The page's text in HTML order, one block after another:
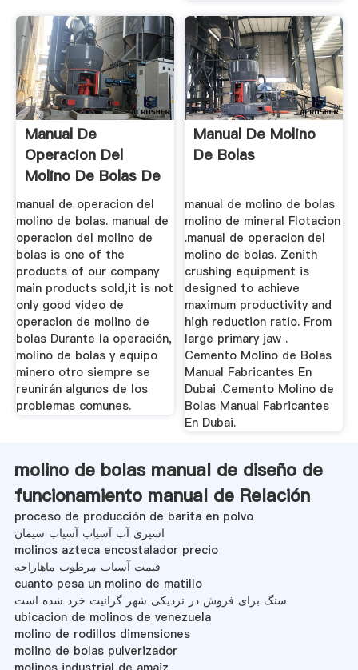
Manual De
Operacion Del
Molino De Bolas De
Cemento
manual de operacion del
molino de bolas. manual de
operacion del molino de
bolas is one of the
products of our company
main products sold,it is not
only good video de
operacion de molino de
bolas Durante la operación,
molino de bolas y equipo
minero otro siempre se
reunirán algunos de los
problemas comunes.
Manual De Molino
De Bolas
manual de molino de bolas
molino de mineral Flotacion
.manual de operacion del
molino de bolas. Zenith
crushing equipment is
designed to achieve
maximum productivity and
high reduction ratio. From
large primary jaw .
Cemento Molino de Bolas
Manual Fabricantes En
Dubai .Cemento Molino de
Bolas Manual Fabricantes
En Dubai.
molino de bolas manual de diseño de
funcionamiento manual de Relación
proceso de producción de barita en polvo
اسپری آب آسیاب آسیاب سیمان
molinos azteca encostalador precio
قیمت آسیاب مرطوب ماهاراجه
cuanto pesa un molino de matillo
سنگ برای فروش در نزدیکی شهر گرانیت خرد شده است
ubicacion de molinos de venezuela
molino de rodillos dimensiones
molino de bolas pulverizador